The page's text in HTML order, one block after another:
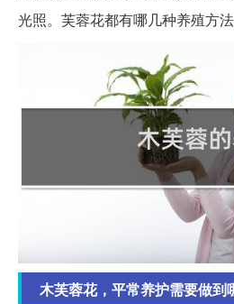
光照。芙蓉花都有哪几种养殖方
木芙蓉花，平常养护需要做到